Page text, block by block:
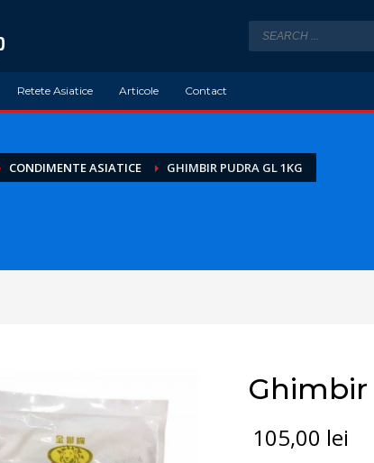
Retete Asiatice Articole Contact
CONDIMENTE ASIATICE GHIMBIR PUDRA GL 1KG
Ghimbir
105,00 lei